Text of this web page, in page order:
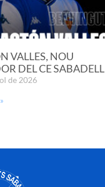
VALLES, NOU
DEL CE SABADELL
de 2026